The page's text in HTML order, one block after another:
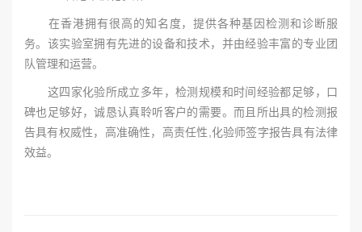
在香港拥有很高的知名度，提供各种基因检测和诊断服
务。该实验室拥有先进的设备和技术，并由经验丰富的专业团
队管理和运营。
这四家化验所成立多年，检测规模和时间经验都足够，口
碑也足够好，诚恳认真聆听客户的需要。而且所出具的检测报
告具有权威性，高准确性，高责任性,化验师签字报告具有法律
效益。